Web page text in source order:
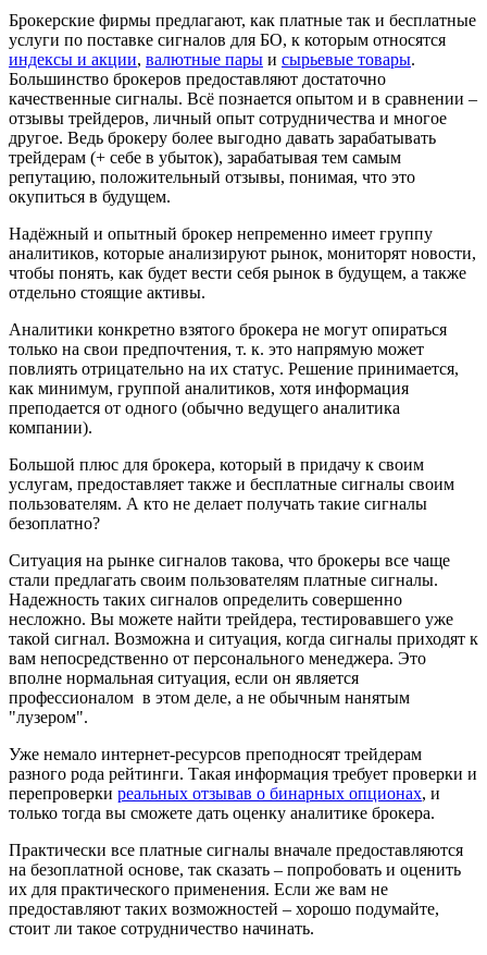
Брокерские фирмы предлагают, как платные так и бесплатные
услуги по поставке сигналов для БО, к которым относятся
индексы и акции, валютные пары и сырьевые товары.
Большинство брокеров предоставляют достаточно
качественные сигналы. Всё познается опытом и в сравнении –
отзывы трейдеров, личный опыт сотрудничества и многое
другое. Ведь брокеру более выгодно давать зарабатывать
трейдерам (+ себе в убыток), зарабатывая тем самым
репутацию, положительный отзывы, понимая, что это
окупиться в будущем.
Надёжный и опытный брокер непременно имеет группу
анaлитиков, которые анализируют рынок, мониторят новости,
чтобы понять, как будет вести себя рынок в будущем, а также
отдельно стоящие активы.
Аналитики конкретно взятого брокера не могут опираться
только на свои предпочтения, т. к. это напрямую может
повлиять отрицательно на их статус. Решение принимается,
как минимум, группой аналитиков, хотя информация
преподается от одного (обычно ведущего аналитика
компании).
Большой плюс для брокера, который в придачу к своим
услугам, предоставляет также и бесплатные сигналы своим
пользователям. А кто не делает получать такие сигналы
безоплатно?
Ситуация на рынке сигналов такова, что брокеры все чаще
стали предлагать своим пользователям платные сигналы.
Надежность таких сигналов определить совершенно
несложно. Вы можете найти трейдера, тестировавшего уже
такой сигнал. Возможна и ситуация, когда сигналы приходят к
вам непосредственно от персонального менеджера. Это
вполне нормальная ситуация, если он является
профессионалом в этом деле, а не обычным нанятым
"лузером".
Уже немало интернет-ресурсов преподносят трейдерам
разного рода рейтинги. Такая информация требует проверки и
перепроверки реальных отзывав о бинарных опционах, и
только тогда вы сможете дать оценку аналитике брокера.
Практически все платные сигналы вначале предоставляются
на безоплатной основе, так сказать – попробовать и оценить
их для практического применения. Если же вам не
предоставляют таких возможностей – хорошо подумайте,
стоит ли такое сотрудничество начинать.